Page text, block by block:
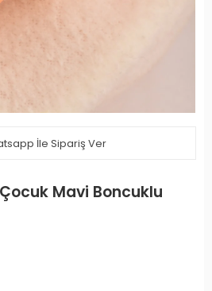
İle Sipariş Ver
Mavi Boncuklu